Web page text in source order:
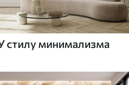
стилу минимализма